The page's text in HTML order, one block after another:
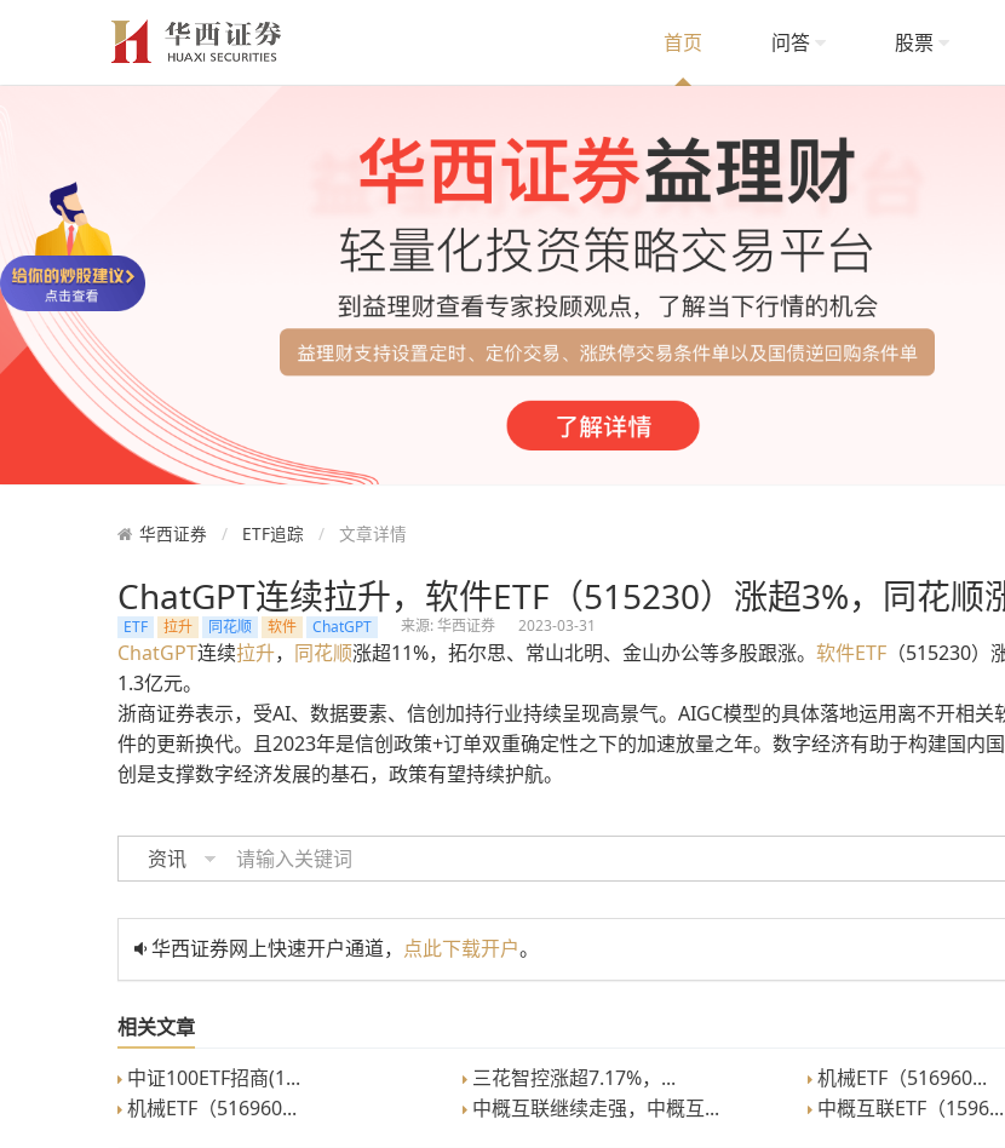
首页 问答 股票
华西证券 ETF追踪 文章详情
ChatGPT连续拉升，软件ETF（515230）涨超3%，同花顺
ETF 拉升 同花顺 软件 ChatGPT 来源: 华西证券 2023-03-31
ChatGPT连续拉升， 同花顺涨超11%，拓尔思、常山北明、金山办公等多股跟涨。 软件ETF （515230）
1.3亿元。
浙商证券表示，受AI、数据要素、信创加持行业持续呈现高景气。AIGC模型的具体落地运用离不开相关
件的更新换代。且2023年是信创政策+订单双重确定性之下的加速放量之年。数字经济有助于构建国内
创是支撑数字经济发展的基石，政策有望持续护航。
资讯
华西证券网上快速开户通道， 点此下载开户。
相关文章
中证100ETF招商(1...
三花智控涨超7.17%，...
机械ETF（516960...
机械ETF（516960...
中概互联继续走强，中概互... 中概互联ETF（1596...